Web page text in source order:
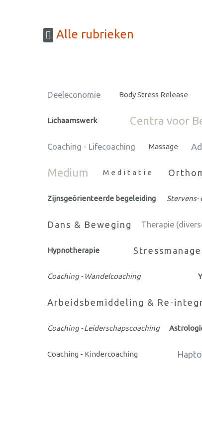
Alle rubrieken
Deeleconomie Body Stress Release
Lichaamswerk Centra voor
Coaching - Lifecoaching Massage
Medium Meditatie
Zijnsgeörienteerde begeleiding
Dans & Beweging Therapie
Hypnotherapie
Coaching - Wandelcoaching
Arbeidsbemiddeling & Re-
Coaching - Leiderschapscoaching
Coaching - Kindercoaching